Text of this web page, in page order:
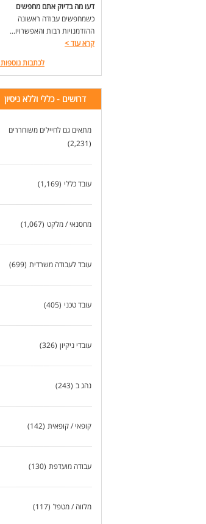
דעו מה בדיוק אתם מחפשים
כשמחפשים עבודה ראשונה
ההזדמנויות רבות והאפשרויו...
קרא עוד>
לכתבות נוספות
דרושים - כללי וללא ניסיון
מתאים גם לחיילים משוחררים
(2,231)
עובד כללי (1,169)
מחסנאי / מלקט (1,067)
עובד לעבודה משרדית (699)
עובד טכני (405)
עובדי ניקיון (326)
נהג ב (243)
קופאי / קופאית (142)
עבודה מועדפת (130)
מלווה / מטפל (117)